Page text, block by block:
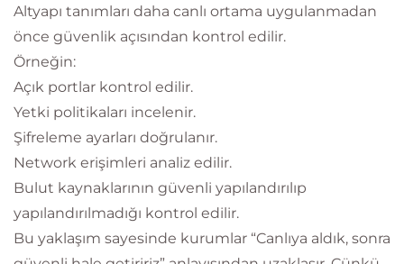
Altyapı tanımları daha canlı ortama uygulanmadan
önce güvenlik açısından kontrol edilir.
Örneğin:
Açık portlar kontrol edilir.
Yetki politikaları incelenir.
Şifreleme ayarları doğrulanır.
Network erişimleri analiz edilir.
Bulut kaynaklarının güvenli yapılandırılıp
yapılandırılmadığı kontrol edilir.
Bu yaklaşım sayesinde kurumlar “Canlıya aldık, sonra